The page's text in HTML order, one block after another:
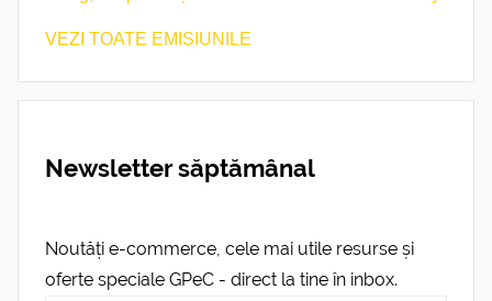
VEZI TOATE EMISIUNILE
Newsletter săptămânal
Noutăți e-commerce, cele mai utile resurse și
oferte speciale GPeC - direct la tine în inbox.